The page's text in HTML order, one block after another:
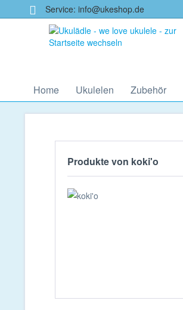
Service: info@ukeshop.de
Home Ukulelen Zubehör
Produkte von koki'o